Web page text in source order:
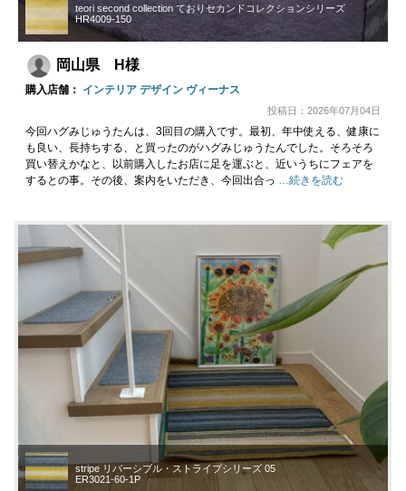
teori second collection ておりセカンドコレクションシリーズ
HR4009-150
岡山県 H様
購入店舗： インテリア デザイン ヴィーナス
投稿日：2026年07月04日
今回ハグみじゅうたんは、3回目の購入です。最初、年中使える、健康に
も良い、長持ちする、と買ったのがハグみじゅうたんでした。そろそろ
買い替えかなと、以前購入したお店に足を運ぶと、近いうちにフェアを
するとの事。その後、案内をいただき、今回出合っ …続きを読む
stripe リバーシブル・ストライプシリーズ 05
ER3021-60-1P